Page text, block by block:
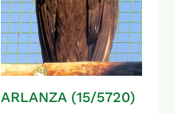
ARLANZA (15/5720)